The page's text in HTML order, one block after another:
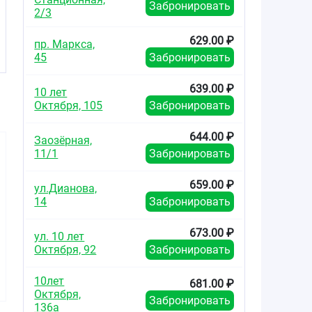
от466.00₽
Целекоксиб-Виал
№30
267.00₽
Целекоксиб-
200мг №10
2/3
Забронировать
пр. Маркса,
45
629.00 ₽
Забронировать
10 лет
Октября, 105
639.00 ₽
Забронировать
Заозёрная,
11/1
644.00 ₽
Забронировать
ул.Дианова,
14
659.00 ₽
Забронировать
ул. 10 лет
Октября, 92
673.00 ₽
Забронировать
10лет
Октября,
136а
681.00 ₽
Забронировать